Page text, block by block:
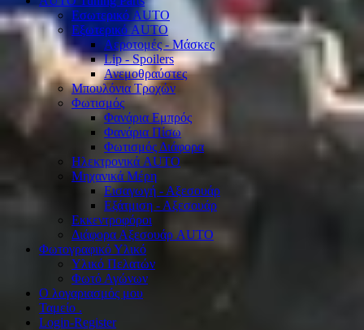
Εσωτερικό AUTO
Εξωτερικό AUTO
Αεροτομές - Μάσκες
Lip - Spoilers
Ανεμοθραύστες
Μπουλόνια Τροχών
Φωτισμός
Φανάρια Εμπρός
Φανάρια Πίσω
Φωτισμός Διάφορα
Ηλεκτρονικά AUTO
Μηχανικά Μέρη
Εισαγωγή - Αξεσουάρ
Εξάτμιση - Αξεσουάρ
Εκκεντροφόροι
Διάφορα Αξεσουάρ AUTO
Φωτογραφικό Υλικό
Υλικό Πελατών
Φωτό Αγώνων
Ο λογαριασμός μου
Ταμείο .
Login-Register